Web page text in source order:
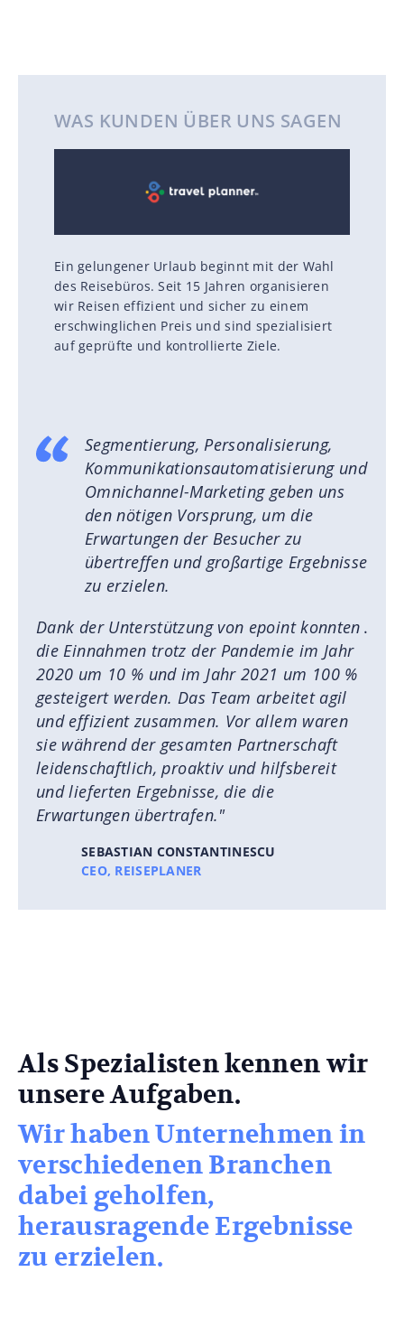
WAS KUNDEN ÜBER UNS SAGEN
Ein gelungener Urlaub beginnt mit der Wahl
des Reisebüros. Seit 15 Jahren organisieren
wir Reisen effizient und sicher zu einem
erschwinglichen Preis und sind spezialisiert
auf geprüfte und kontrollierte Ziele.
Segmentierung, Personalisierung,
Kommunikationsautomatisierung und
Omnichannel-Marketing geben uns
den nötigen Vorsprung, um die
Erwartungen der Besucher zu
übertreffen und großartige Ergebnisse
zu erzielen.
Dank der Unterstützung von epoint konnten
die Einnahmen trotz der Pandemie im Jahr
2020 um 10 % und im Jahr 2021 um 100 %
gesteigert werden. Das Team arbeitet agil
und effizient zusammen. Vor allem waren
sie während der gesamten Partnerschaft
leidenschaftlich, proaktiv und hilfsbereit
und lieferten Ergebnisse, die die
Erwartungen übertrafen."
.
SEBASTIAN CONSTANTINESCU
CEO, REISEPLANER
Als Spezialisten kennen wir
unsere Aufgaben.
Wir haben Unternehmen in
verschiedenen Branchen
dabei geholfen,
herausragende Ergebnisse
zu erzielen.